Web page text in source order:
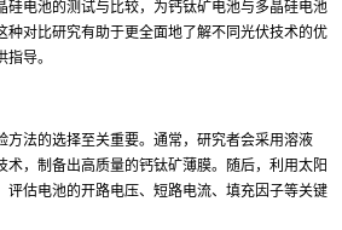
硅电池的测试与比较，为钙钛矿电池与多晶硅电池
种对比研究有助于更全面地了解不同光伏技术的优
导。
方法的选择至关重要。通常，研究者会采用溶液
术，制备出高质量的钙钛矿薄膜。随后，利用太阳
评估电池的开路电压、短路电流、填充因子等关键